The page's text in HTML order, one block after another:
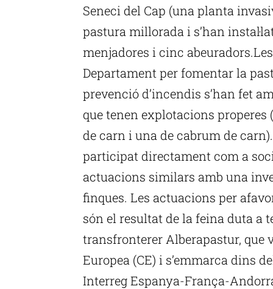
Seneci del Cap (una planta
pastura millorada i s’han
menjadores i cinc
Departament per fomentar la
prevenció d’incendis s’han fet
que tenen explotacions properes
de carn i una de cabrum de
participat directament com a
actuacions similars amb una
finques. Les actuacions per
són el resultat de la feina duta a
transfronterer Alberapastur, que
Europea (CE) i s’emmarca dins
Interreg Espanya-França-